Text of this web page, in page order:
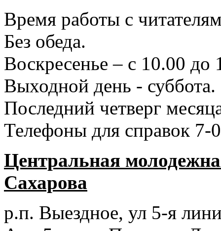
Время работы с
Без обеда.
Воскресенье – с 10.00 до
Выходной день - суббота.
Последний четверг
Телефоны для справок 7-
Центральная
Сахарова
р.п. Выездное, ул 5-я